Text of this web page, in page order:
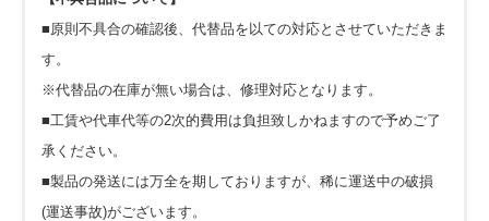
■原則不具合の確認後、代替品を以ての対応とさせていただきま
す。
※代替品の在庫が無い場合は、修理対応となります。
■工賃や代車代等の2次的費用は負担致しかねますので予めご了
承ください。
■製品の発送には万全を期しておりますが、稀に運送中の破損
(運送事故)がございます。